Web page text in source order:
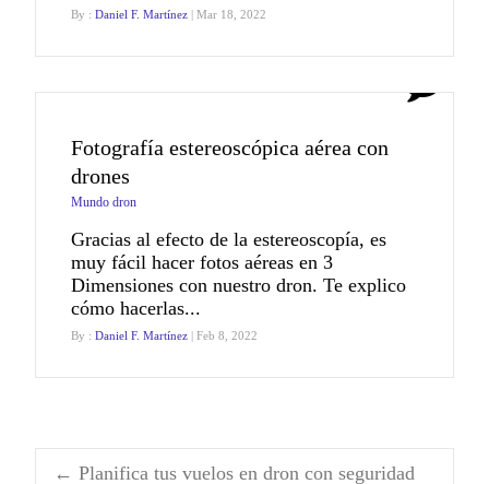
By : Daniel F. Martínez | Mar 18, 2022
Fotografía estereoscópica aérea con
drones
Mundo dron
Gracias al efecto de la estereoscopía, es
muy fácil hacer fotos aéreas en 3
Dimensiones con nuestro dron. Te explico
cómo hacerlas...
By : Daniel F. Martínez | Feb 8, 2022
← Planifica tus vuelos en dron con seguridad